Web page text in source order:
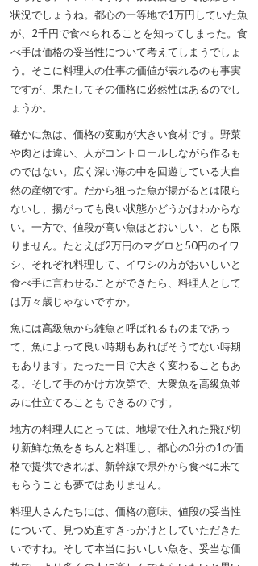
状況でしょうね。都心の一等地で1万円していた魚
が、2千円で食べられることを知ってしまった。食
べ手は価格の妥当性について考えてしまうでしょ
う。そこに料理人の仕事の価値が表れるのも事実
ですが、果たしてその価格に必然性はあるのでし
ょうか。
確かに魚は、価格の変動が大きい食材です。野菜
や肉とは違い、人がコントロールしながら作るも
のではない。広く深い海の中を回遊している大自
然の産物です。だから狙った魚が揚がるとは限ら
ないし、揚がっても良い状態かどうかはわからな
い。一方で、値段が高い魚ほどおいしい、とも限
りません。たとえば2万円のマグロと50円のイワ
シ、それぞれ料理して、イワシの方がおいしいと
食べ手に言わせることができたら、料理人として
は万々歳じゃないですか。
魚には高級魚から雑魚と呼ばれるものまであっ
て、魚によって良い時期もあればそうでない時期
もあります。たった一日で大きく変わることもあ
る。そして手のかけ方次第で、大衆魚を高級魚並
みに仕立てることもできるのです。
地方の料理人にとっては、地場で仕入れた飛び切
り新鮮な魚をきちんと料理し、都心の3分の1の価
格で提供できれば、新幹線で県外から食べに来て
もらうことも夢ではありません。
料理人さんたちには、価格の意味、値段の妥当性
について、見つめ直すきっかけとしていただきた
いですね。そして本当においしい魚を、妥当な価